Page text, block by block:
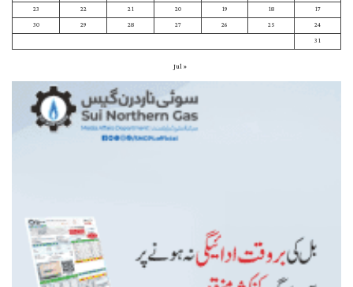
17
18
19
20
21
22
23
24
25
26
27
28
29
30
31
« Jul